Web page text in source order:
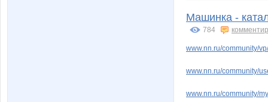
Машинка -
784
www.nn.ru/community/
www.nn.ru/community/
www.nn.ru/community/